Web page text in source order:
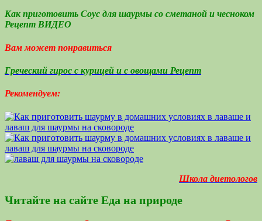
Как приготовить Соус для шаурмы со сметаной и чесноком
Рецепт ВИДЕО
Вам может понравиться
Греческий гирос с курицей и с овощами Рецепт
Рекомендуем:
Школа диетологов
Читайте на сайте Еда на природе